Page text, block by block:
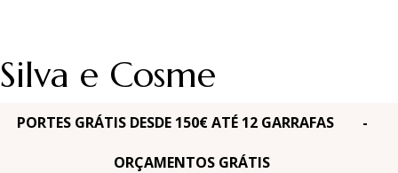
Silva e Cosme
PORTES GRÁTIS DESDE 150€ ATÉ 12 GARRAFAS -
ORÇAMENTOS GRÁTIS